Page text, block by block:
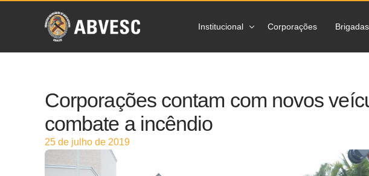
Institucional
Ações
Prevenção
Corporações
Corporações contam com novos
combate a incêndio
25 de julho de 2019